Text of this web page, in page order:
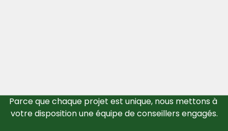
Parce que chaque projet est unique, nous mettons à
votre disposition une équipe de conseillers engagés.